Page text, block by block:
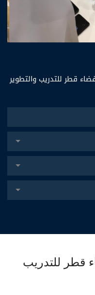
قطر للتدريب والتطوير
قطر للتدريب